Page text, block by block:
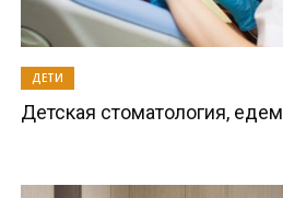
ДЕТИ
Детская стоматология,